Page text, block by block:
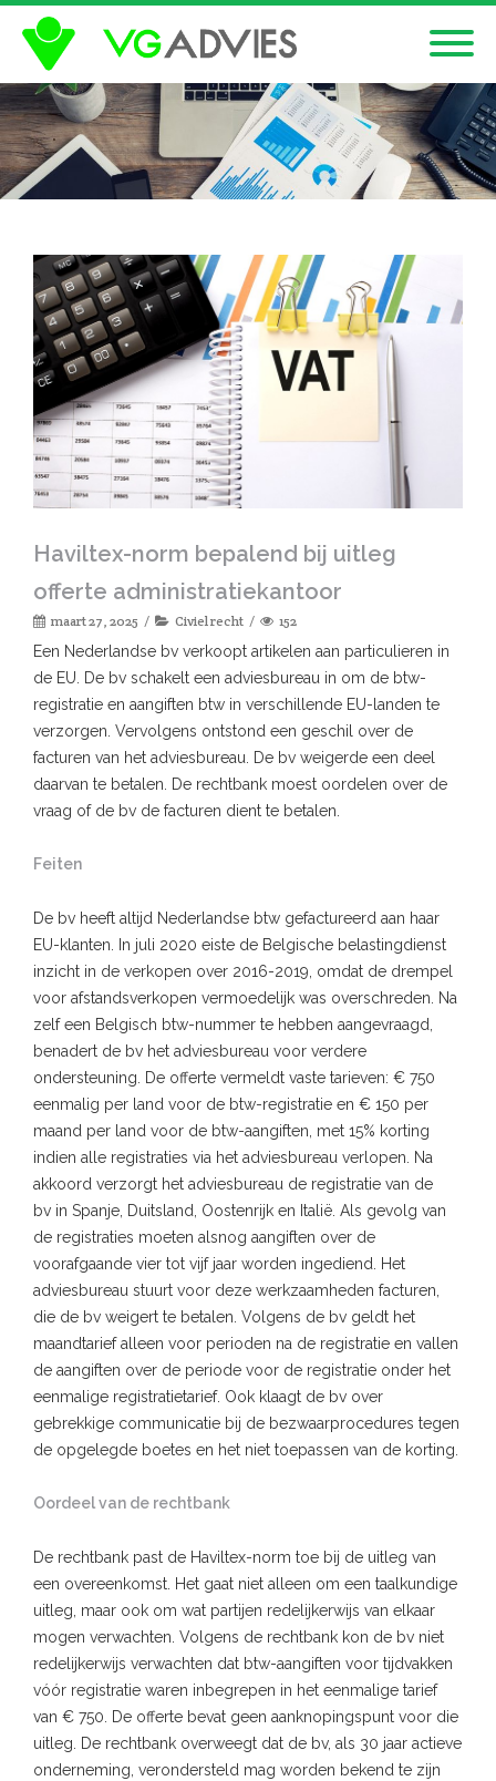
Haviltex-norm bepalend bij uitleg
offerte administratiekantoor
maart 27, 2025 Civiel recht 152
Een Nederlandse bv verkoopt artikelen aan particulieren in
de EU. De bv schakelt een adviesbureau in om de btw-
registratie en aangiften btw in verschillende EU-landen te
verzorgen. Vervolgens ontstond een geschil over de
facturen van het adviesbureau. De bv weigerde een deel
daarvan te betalen. De rechtbank moest oordelen over de
vraag of de bv de facturen dient te betalen.
Feiten
De bv heeft altijd Nederlandse btw gefactureerd aan haar
EU-klanten. In juli 2020 eiste de Belgische belastingdienst
inzicht in de verkopen over 2016-2019, omdat de drempel
voor afstandsverkopen vermoedelijk was overschreden. Na
zelf een Belgisch btw-nummer te hebben aangevraagd,
benadert de bv het adviesbureau voor verdere
ondersteuning. De offerte vermeldt vaste tarieven: € 750
eenmalig per land voor de btw-registratie en € 150 per
maand per land voor de btw-aangiften, met 15% korting
indien alle registraties via het adviesbureau verlopen. Na
akkoord verzorgt het adviesbureau de registratie van de
bv in Spanje, Duitsland, Oostenrijk en Italië. Als gevolg van
de registraties moeten alsnog aangiften over de
voorafgaande vier tot vijf jaar worden ingediend. Het
adviesbureau stuurt voor deze werkzaamheden facturen,
die de bv weigert te betalen. Volgens de bv geldt het
maandtarief alleen voor perioden na de registratie en vallen
de aangiften over de periode voor de registratie onder het
eenmalige registratietarief. Ook klaagt de bv over
gebrekkige communicatie bij de bezwaarprocedures tegen
de opgelegde boetes en het niet toepassen van de korting.
Oordeel van de rechtbank
De rechtbank past de Haviltex-norm toe bij de uitleg van
een overeenkomst. Het gaat niet alleen om een taalkundige
uitleg, maar ook om wat partijen redelijkerwijs van elkaar
mogen verwachten. Volgens de rechtbank kon de bv niet
redelijkerwijs verwachten dat btw-aangiften voor tijdvakken
vóór registratie waren inbegrepen in het eenmalige tarief
van € 750. De offerte bevat geen aanknopingspunt voor die
uitleg. De rechtbank overweegt dat de bv, als 30 jaar actieve
onderneming, verondersteld mag worden bekend te zijn